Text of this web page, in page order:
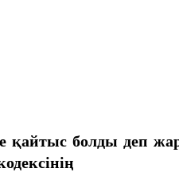
қайтыс болды деп